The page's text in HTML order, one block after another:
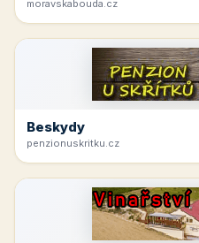
moravskabouda.cz
Beskydy
penzionuskritku.cz